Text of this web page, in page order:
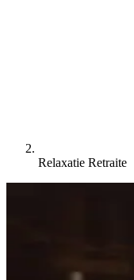
Relaxatie Retraite